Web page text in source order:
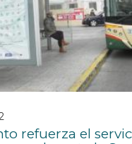
refuerza el